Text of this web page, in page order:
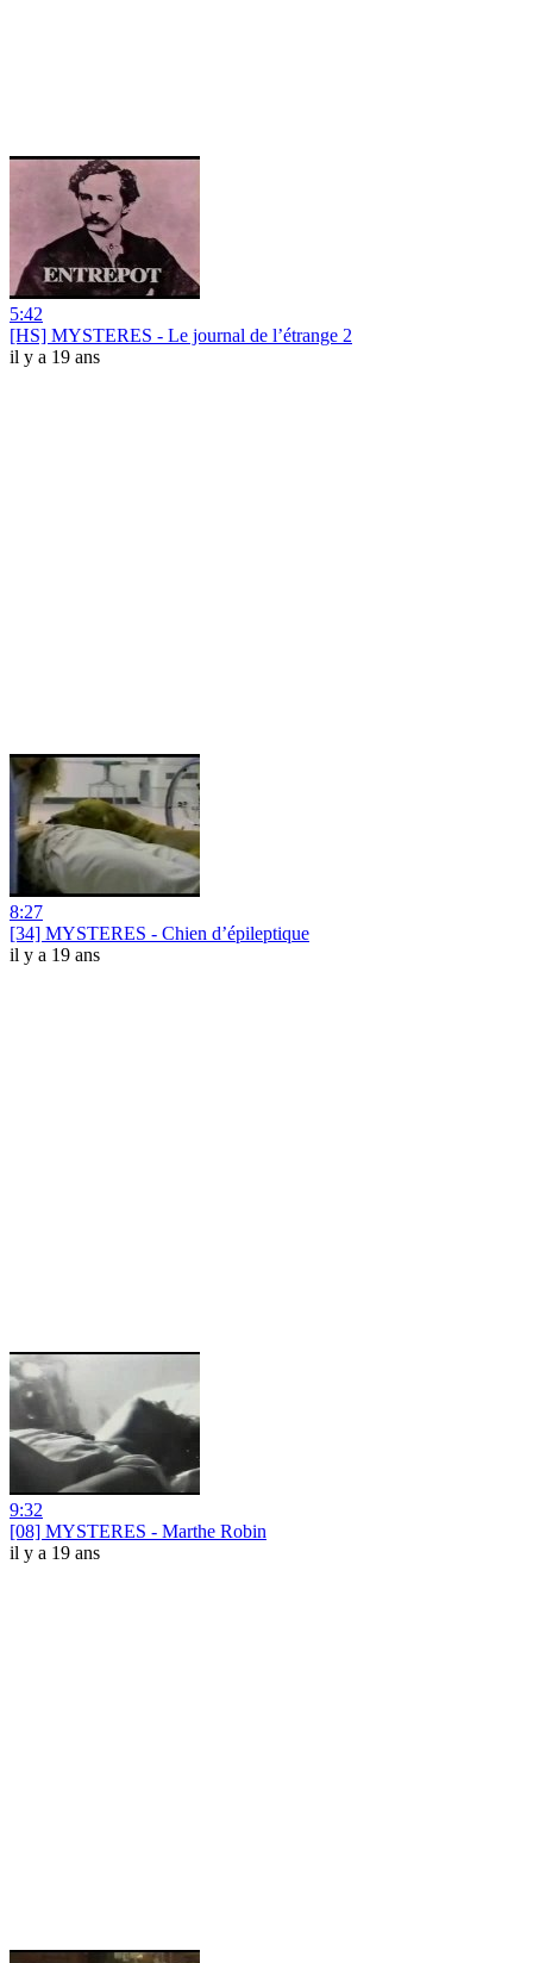
5:42
[HS] MYSTERES - Le journal de l’étrange 2
il y a 19 ans
8:27
[34] MYSTERES - Chien d’épileptique
il y a 19 ans
9:32
[08] MYSTERES - Marthe Robin
il y a 19 ans